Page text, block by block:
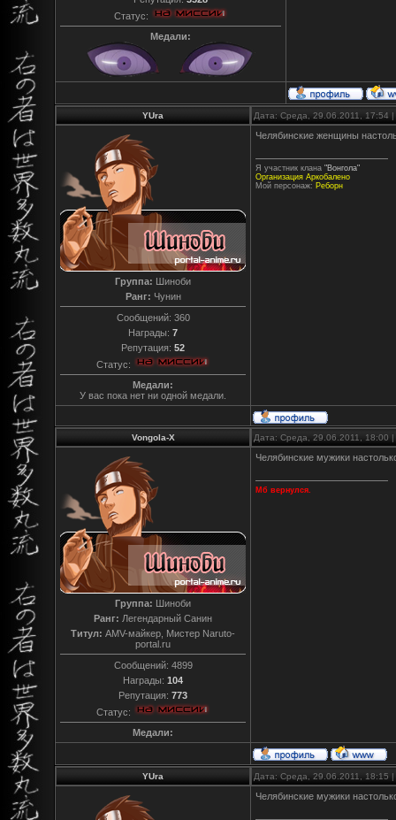
Статус:
Медали:
YUra Дата: Среда, 29.06.2011, 17:54
Группа: Шиноби
Ранг: Чунин
Сообщений: 360
Награды: 7
Репутация: 52
Статус:
Медали:
У вас пока нет ни одной медали.
Челябинские женщины
Я участник клана "Вонгола"
Организация Аркобалено
Мой персонаж: Реборн
Vongola-X Дата: Среда, 29.06.2011, 18:00
Группа: Шиноби
Ранг: Легендарный Санин
Титул: AMV-майкер, Мистер Naruto-
portal.ru
Сообщений: 4899
Награды: 104
Репутация: 773
Статус:
Медали:
Челябинские мужики
Мб вернулся.
YUra Дата: Среда, 29.06.2011, 18:15
Челябинские мужики